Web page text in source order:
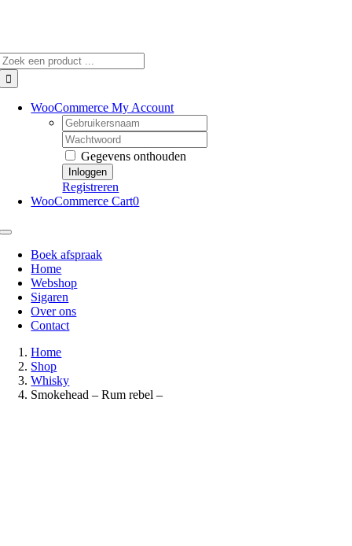
WooCommerce My Account
Username:
Wachtwoord:
Gegevens onthouden
Registreren
WooCommerce Cart0
Toggle
NavigationBoek afspraak
Home
Webshop
Sigaren
Over ons
Contact
Home
Shop
Whisky
Smokehead – Rum rebel –